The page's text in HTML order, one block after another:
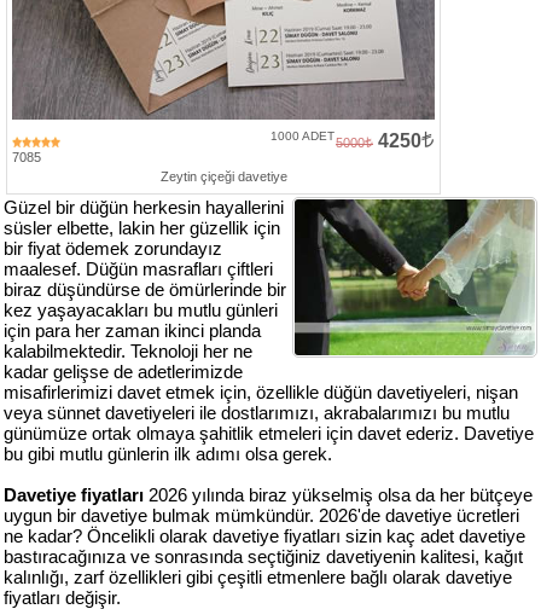
Numune
Talebi
(ücretsiz)
Gerçek
Yorumları
Yeni
Davetiye
Sözleri
Simay
Davetiye
-
Biz
kimiz?
İletişim
0533
427
46
29
7085
5000 4250
1000 ADET
Zeytin çiçeği davetiye
Güzel bir düğün herkesin hayallerini
süsler elbette, lakin her güzellik için
bir fiyat ödemek zorundayız
maalesef. Düğün masrafları çiftleri
biraz düşündürse de ömürlerinde bir
kez yaşayacakları bu mutlu günleri
için para her zaman ikinci planda
kalabilmektedir. Teknoloji her ne
kadar gelişse de adetlerimizde
misafirlerimizi davet etmek için, özellikle düğün davetiyeleri, nişan
veya sünnet davetiyeleri ile dostlarımızı, akrabalarımızı bu mutlu
günümüze ortak olmaya şahitlik etmeleri için davet ederiz. Davetiye
bu gibi mutlu günlerin ilk adımı olsa gerek.
Davetiye fiyatları 2026 yılında biraz yükselmiş olsa da her bütçeye
uygun bir davetiye bulmak mümkündür. 2026'de davetiye ücretleri
ne kadar? Öncelikli olarak davetiye fiyatları sizin kaç adet davetiye
bastıracağınıza ve sonrasında seçtiğiniz davetiyenin kalitesi, kağıt
kalınlığı, zarf özellikleri gibi çeşitli etmenlere bağlı olarak davetiye
fiyatları değişir.